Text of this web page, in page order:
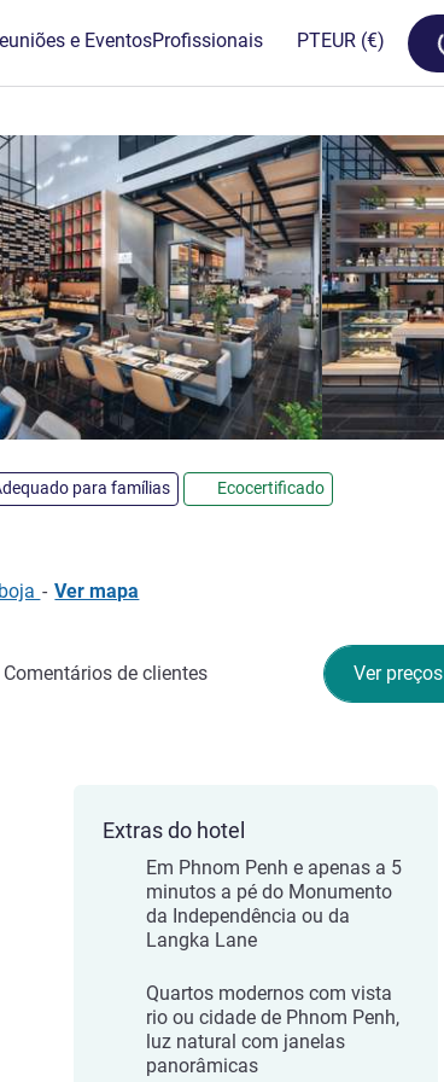
e EventosProfissionais PTEUR (€)
para famílias Ecocertificado
- Ver mapa
Ver preços
Comentários de clientes
Extras do hotel
Em Phnom Penh e apenas a 5
minutos a pé do Monumento
da Independência ou da
Langka Lane
Quartos modernos com vista
rio ou cidade de Phnom Penh,
luz natural com janelas
panorâmicas